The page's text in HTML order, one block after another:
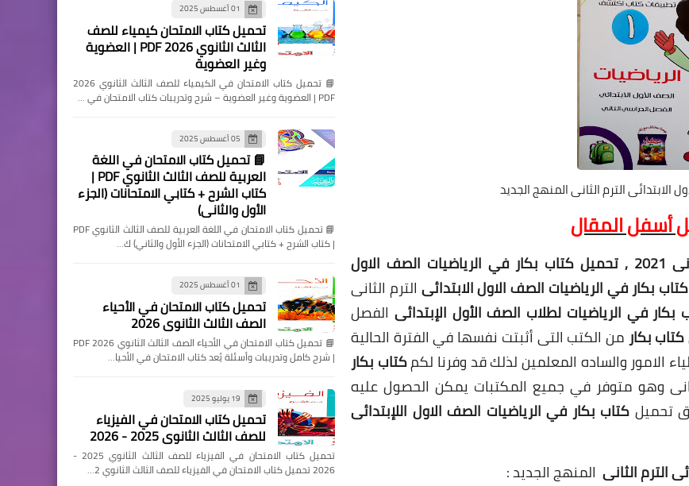
الابتدائى الترم الثانى المنهج الجديد
أسفل المقال
رياضيات الصف الأول الإبتدائى الفصل الدراسي الثانى 2021 , تحميل كتاب بكار في الرياضيات الصف الاول
كتاب بكار في الرياضيات الصف الاول الابتدائى الترم الثانى
بكار في الرياضيات لطلاب الصف الأول الإبتدائى الفصل
كتاب بكار من الكتب التى أثبتت نفسها في الفترة الحالية
الامور والساده المعلمين لذلك قد وفرنا لكمكتاب بكار
وهو متوفر في جميع المكتبات يمكن الحصول عليه
تحميل كتاب بكار في الرياضيات الصف الاول اللإبتدائى
الترم الثانى المنهج الجديد :
01 أغسطس 2025
تحميل كتاب الامتحان كيمياء للصف
الثالث الثانوي 2026 PDF | العضوية
وغير العضوية
📘 تحميل كتاب الامتحان في الكيمياء للصف الثالث الثانوي 2026
PDF | العضوية وغير العضوية – شرح وتدريبات كتاب الامتحان في …
05 أغسطس 2025
📘 تحميل كتاب الامتحان في اللغة
العربية للصف الثالث الثانوي PDF |
كتاب الشرح + كتابي الامتحانات (الجزء
الأول والثاني)
📘 تحميل كتاب الامتحان في اللغة العربية للصف الثالث الثانوي PDF
| كتاب الشرح + كتابي الامتحانات (الجزء الأول والثاني) ك…
01 أغسطس 2025
تحميل كتاب الامتحان في الأحياء
الصف الثالث الثانوي 2026
📘 تحميل كتاب الامتحان في الأحياء الصف الثالث الثانوي 2026 PDF
| شرح كامل وتدريبات وأسئلة يُعد كتاب الامتحان في الأحيا…
19 يوليو 2025
تحميل كتاب الامتحان في الفيزياء
للصف الثالث الثانوي 2025 - 2026
تحميل كتاب الامتحان في الفيزياء للصف الثالث الثانوي 2025 -
2026 تحميل كتاب الامتحان في الفيزياء للصف الثالث الثانوي 2…